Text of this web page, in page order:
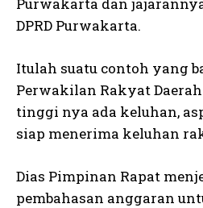
DPRD Purwakarta.
Itulah suatu contoh yang
Perwakilan Rakyat
tinggi nya ada keluhan,
siap menerima keluhan
Dias Pimpinan Rapat
pembahasan anggaran